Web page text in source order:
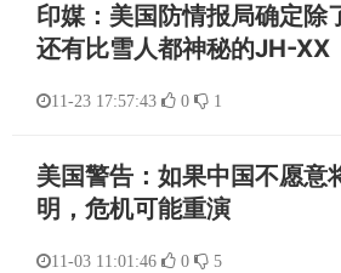
印媒：美国防情报局确定除
还有比雪人都神秘的JH-XX
11-23 17:57:43 0 1
美国警告：如果中国不愿意
明，危机可能重演
11-03 11:01:46 0 5